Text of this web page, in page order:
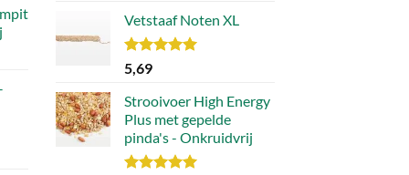
productpaginaVetstaaf Noten XL
Waardering
5.00
5,69
Strooivoer High Energy
Plus met gepelde
pinda's - Onkruidvrij